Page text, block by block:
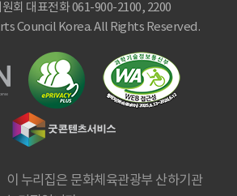
회 대표전화 061-900-2100, 2200
Council Korea. All Rights Reserved.
이 누리집은 문화체육관광부 산하기관